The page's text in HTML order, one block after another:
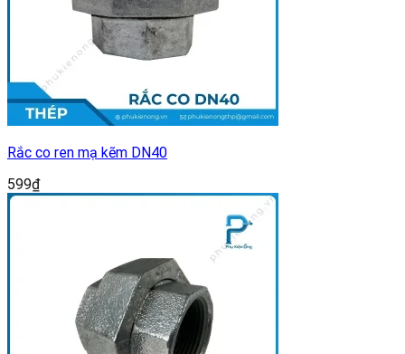
Rắc co ren mạ kẽm DN40
599₫